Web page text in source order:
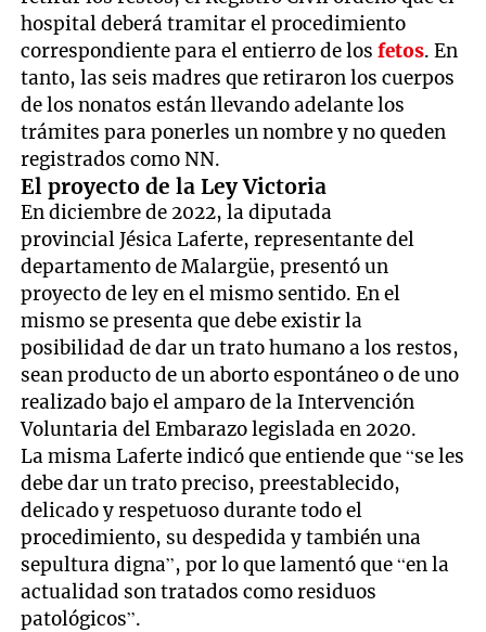
hospital deberá tramitar el procedimiento
correspondiente para el entierro de losfetos. En
tanto, las seis madres que retiraron los cuerpos
de los nonatos están llevando adelante los
trámites para ponerles un nombre y no queden
registrados como NN.
El proyecto de la Ley Victoria
En diciembre de 2022, la diputada
provincial Jésica Laferte, representante del
departamento de Malargüe, presentó un
proyecto de ley en el mismo sentido. En el
mismo se presenta que debe existir la
posibilidad de dar un trato humano a los restos,
sean producto de un aborto espontáneo o de uno
realizado bajo el amparo de la Intervención
Voluntaria del Embarazo legislada en 2020.
La misma Laferte indicó que entiende que “se les
debe dar un trato preciso, preestablecido,
delicado y respetuoso durante todo el
procedimiento, su despedida y también una
sepultura digna”, por lo que lamentó que “en la
actualidad son tratados como residuos
patológicos”.